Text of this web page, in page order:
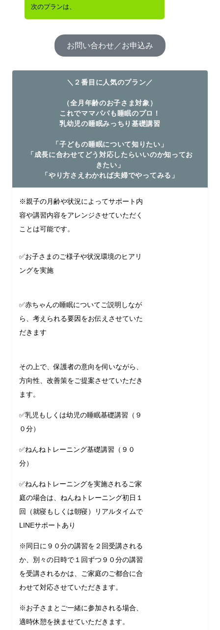
次のプランは、
お問い合わせ／お申込み
＼２番目に人気のプラン／
（全月年齢のお子さま対象）
これでママパパも睡眠のプロ！
乳幼児の睡眠みっちり基礎講習
「子どもの睡眠について知りたい」
「成長に合わせてどう対応したらいいのか知ってお
きたい」
「やり方さえわかれば夫婦でやってみる」
※親子の月齢や状況によってサポート内
容や講習内容をアレンジさせていただく
ことは可能です。
✅お子さまのご様子や状況環境のヒアリ
ングを実施
✅赤ちゃんの睡眠についてご説明しなが
ら、考えられる要因をお伝えさせていた
だきます
その上で、保護者の意向を伺いながら、
方向性、改善策をご提案させていただき
ます。
✅乳児もしくは幼児の睡眠基礎講習（９
０分）
✅ねんねトレーニング基礎講習（９０
分）
✅ねんねトレーニングを実施されるご家
庭の場合は、ねんねトレーニング初日１
回（就寝もしくは朝寝）リアルタイムで
LINEサポートあり
※同日に９０分の講習を２回受講される
か、別々の日時で１回ずつ９０分の講習
を受講されるかは、ご家庭のご都合に合
わせて対応させていただきます。
※お子さまとご一緒に参加される場合、
適時休憩を挟ませていただきます。